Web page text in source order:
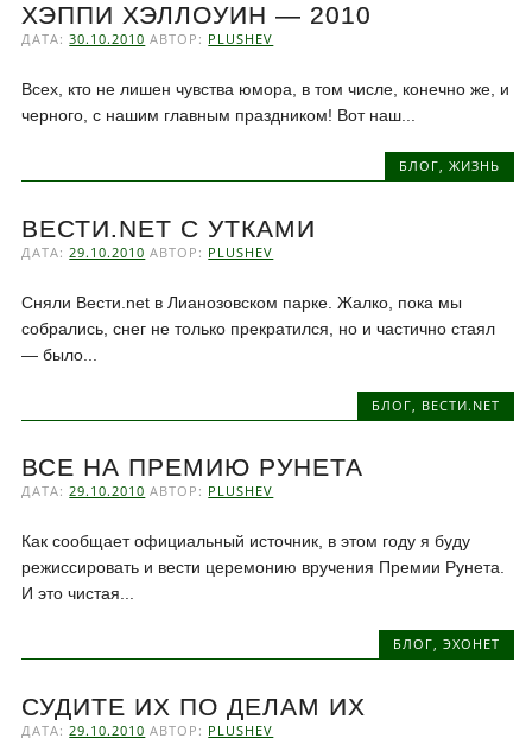
ХЭППИ ХЭЛЛОУИН — 2010
ДАТА:30.10.2010 АВТОР: PLUSHEV
Всех, кто не лишен чувства юмора, в том числе, конечно же, и
черного, с нашим главным праздником! Вот наш...
БЛОГ, ЖИЗНЬ
ВЕСТИ.NET С УТКАМИ
ДАТА: 29.10.2010 АВТОР: PLUSHEV
Сняли Вести.net в Лианозовском парке. Жалко, пока мы
собрались, снег не только прекратился, но и частично стаял
— было...
БЛОГ ВЕСТИ.NET
ВСЕ НА ПРЕМИЮ РУНЕТА
ДАТА:29.10.2010 АВТОР: PLUSHEV
Как сообщает официальный источник, в этом году я буду
режиссировать и вести церемонию вручения Премии Рунета.
И это чистая...
БЛОГ, ЭХОНЕТ
СУДИТЕ ИХ ПО ДЕЛАМ ИХ
ДАТА: 29.10.2010 АВТОР: PLUSHEV